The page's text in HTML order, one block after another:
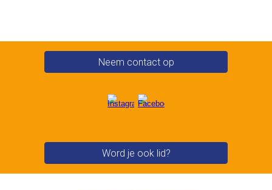
Neem contact op
Word je ook lid?